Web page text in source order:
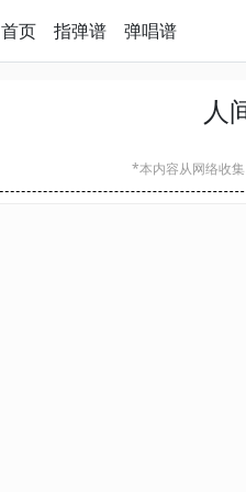
首页 指弹谱 弹唱谱
人
*本内容从网络收